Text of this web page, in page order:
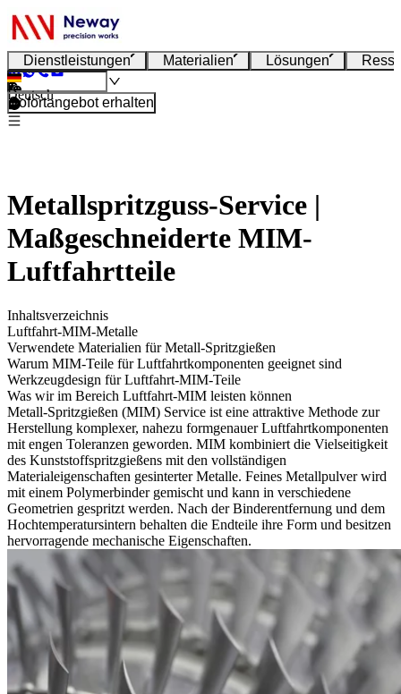
Dienstleistungen Materialien Lösungen
Deutsch
Sofortangebot erhalten
Metallspritzguss-Service |
Maßgeschneiderte MIM-
Luftfahrtteile
Inhaltsverzeichnis
Luftfahrt-MIM-Metalle
Verwendete Materialien für Metall-Spritzgießen
Warum MIM-Teile für Luftfahrtkomponenten geeignet sind
Werkzeugdesign für Luftfahrt-MIM-Teile
Was wir im Bereich Luftfahrt-MIM leisten können
Metall-Spritzgießen (MIM) Service ist eine attraktive Methode zur
Herstellung komplexer, nahezu formgenauer Luftfahrtkomponenten
mit engen Toleranzen geworden. MIM kombiniert die Vielseitigkeit
des Kunststoffspritzgießens mit den vollständigen
Materialeigenschaften gesinterter Metalle. Feines Metallpulver wird
mit einem Polymerbinder gemischt und kann in verschiedene
Geometrien gespritzt werden. Nach der Binderentfernung und dem
Hochtemperatursintern behalten die Endteile ihre Form und besitzen
hervorragende mechanische Eigenschaften.